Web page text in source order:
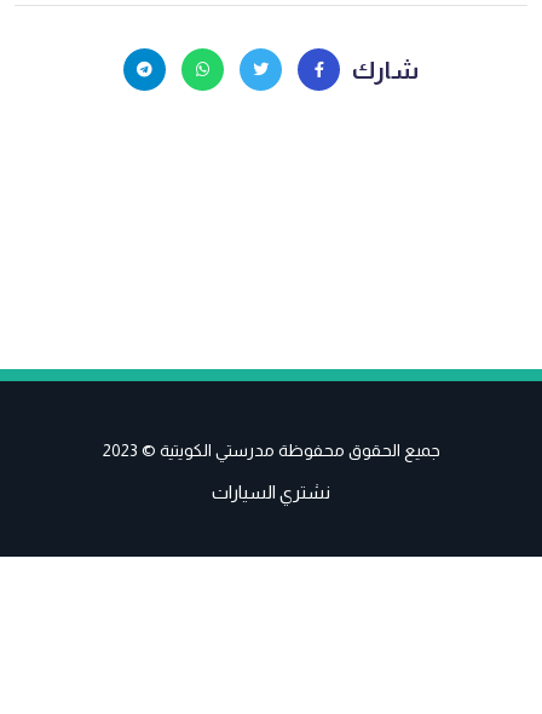
شارك
جميع الحقوق محفوظة مدرستي الكويتية © 2023
نشتري السيارات